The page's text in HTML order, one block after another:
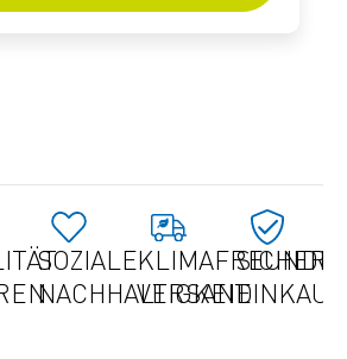
SOZIALE
NACHHALTIGKEIT
VERSAND
SICHER